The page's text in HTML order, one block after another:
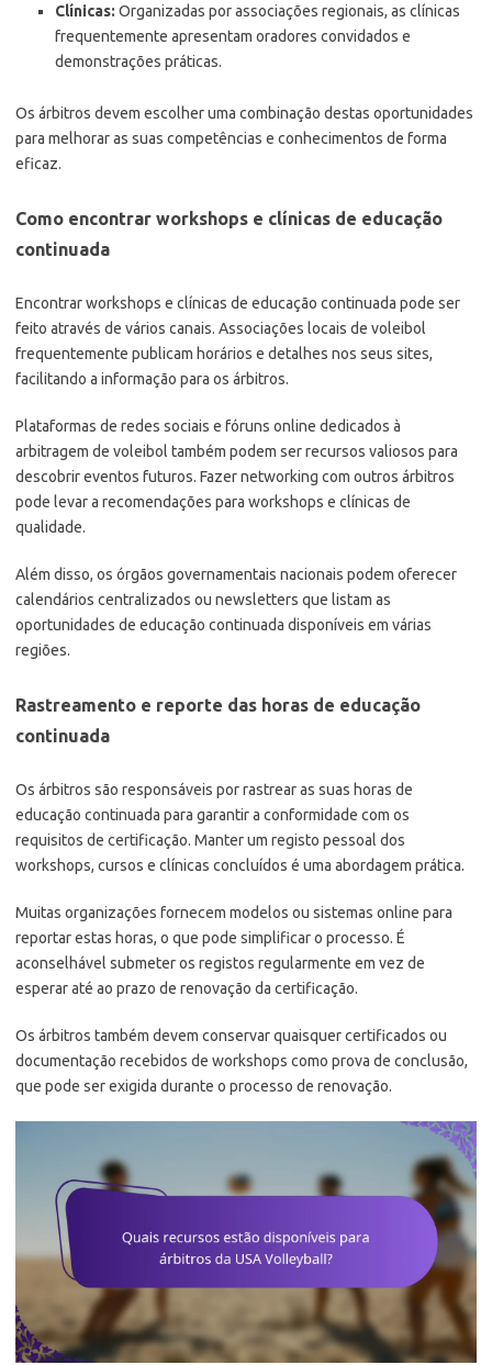
Clínicas: Organizadas por associações regionais, as clínicas
frequentemente apresentam oradores convidados e
demonstrações práticas.
Os árbitros devem escolher uma combinação destas oportunidades
para melhorar as suas competências e conhecimentos de forma
eficaz.
Como encontrar workshops e clínicas de educação
continuada
Encontrar workshops e clínicas de educação continuada pode ser
feito através de vários canais. Associações locais de voleibol
frequentemente publicam horários e detalhes nos seus sites,
facilitando a informação para os árbitros.
Plataformas de redes sociais e fóruns online dedicados à
arbitragem de voleibol também podem ser recursos valiosos para
descobrir eventos futuros. Fazer networking com outros árbitros
pode levar a recomendações para workshops e clínicas de
qualidade.
Além disso, os órgãos governamentais nacionais podem oferecer
calendários centralizados ou newsletters que listam as
oportunidades de educação continuada disponíveis em várias
regiões.
Rastreamento e reporte das horas de educação
continuada
Os árbitros são responsáveis por rastrear as suas horas de
educação continuada para garantir a conformidade com os
requisitos de certificação. Manter um registo pessoal dos
workshops, cursos e clínicas concluídos é uma abordagem prática.
Muitas organizações fornecem modelos ou sistemas online para
reportar estas horas, o que pode simplificar o processo. É
aconselhável submeter os registos regularmente em vez de
esperar até ao prazo de renovação da certificação.
Os árbitros também devem conservar quaisquer certificados ou
documentação recebidos de workshops como prova de conclusão,
que pode ser exigida durante o processo de renovação.